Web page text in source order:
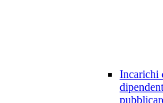
Incarichi